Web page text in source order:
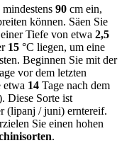
90 cm ein,
können. Säen Sie
Tiefe von etwa 2,5
15 °C liegen, um eine
Beginnen Sie mit der
vor dem letzten
etwa 14 Tage nach dem
Diese Sorte ist
(lipanj / juni) erntereif.
Sie einen hohen
.